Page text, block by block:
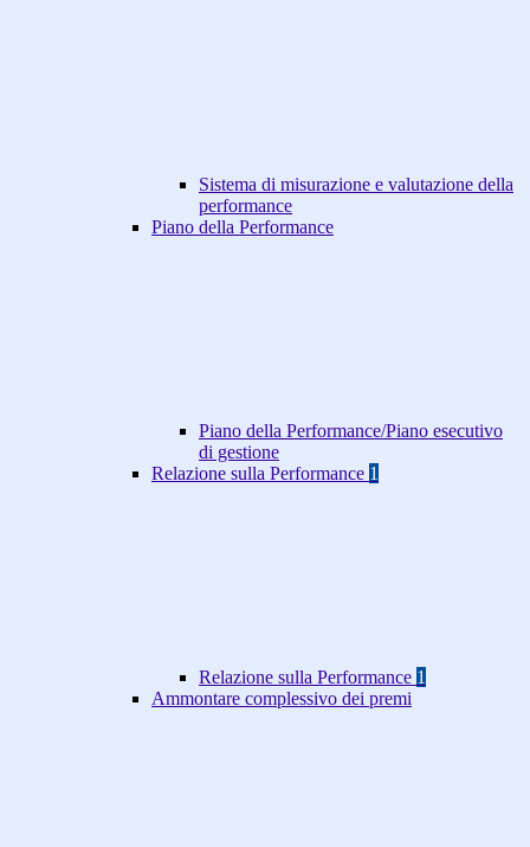
Sistema di misurazione e valutazione della
performance
Piano della Performance
Piano della Performance/Piano esecutivo
di gestione
Relazione sulla Performance 1
Relazione sulla Performance 1
Ammontare complessivo dei premi